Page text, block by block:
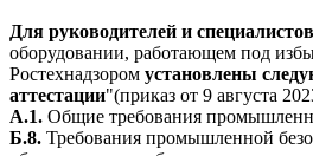
Для руководителей и специалистов
оборудовании, работающем под
Ростехнадзором установлены
аттестации"(приказ от 9 августа
А.1. Общие требования
Б.8. Требования промышленной